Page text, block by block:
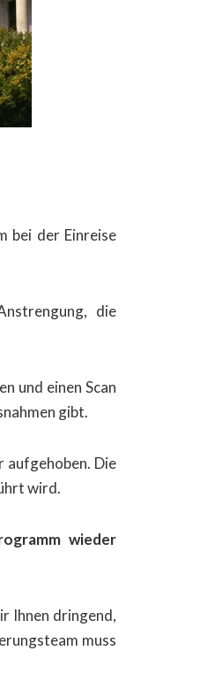
bei der Einreise
die
und einen Scan
gibt.
aufgehoben. Die
wird.
wieder
Ihnen dringend,
muss